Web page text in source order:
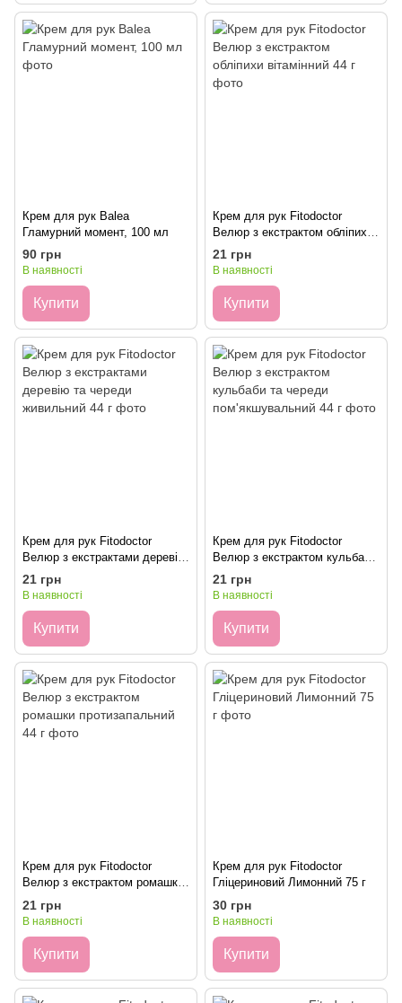
Крем для рук Balea
Гламурний момент, 100 мл
90 грн
В наявності
Купити
Крем для рук Fitodoctor
Велюр з екстрактом обліпихи
вітамінний 44 г
21 грн
В наявності
Купити
Крем для рук Fitodoctor
Велюр з екстрактами деревію
та череди живильний 44 г
21 грн
В наявності
Купити
Крем для рук Fitodoctor
Велюр з екстрактом кульбаби
та череди пом'якшувальний
44 г
21 грн
В наявності
Купити
Крем для рук Fitodoctor
Велюр з екстрактом ромашки
протизапальний 44 г
21 грн
В наявності
Купити
Крем для рук Fitodoctor
Гліцериновий Лимонний 75 г
30 грн
В наявності
Купити